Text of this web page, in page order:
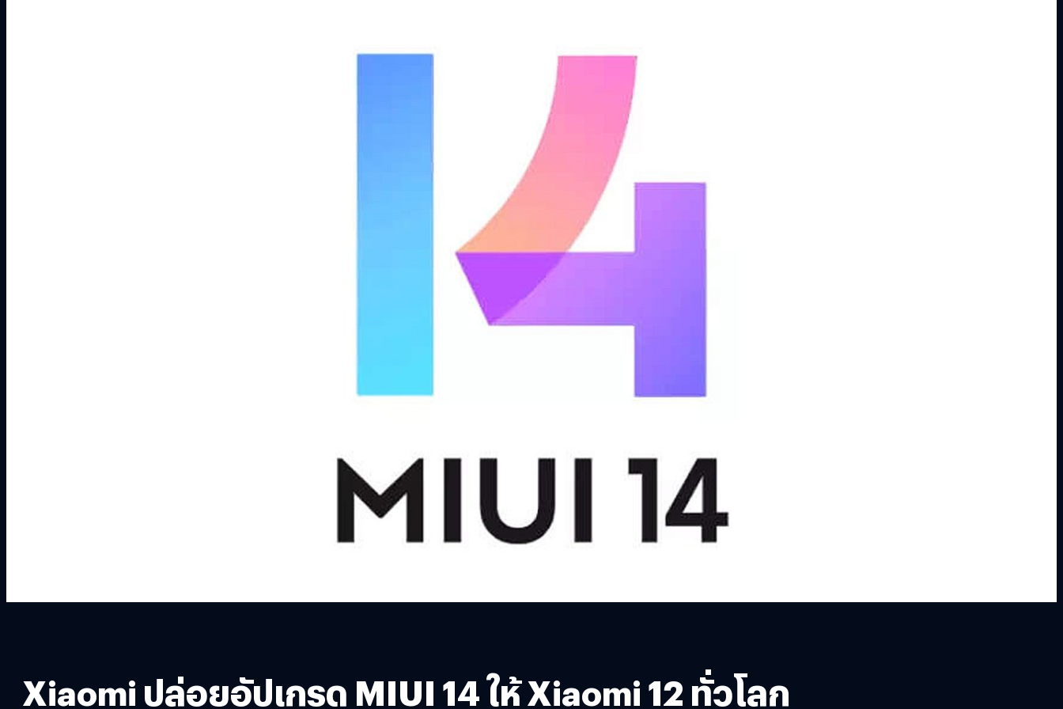
Xiaomi ปล่อยอัปเกรด MIUI 14 ให้ Xiaomi 12 ทั่วโลก